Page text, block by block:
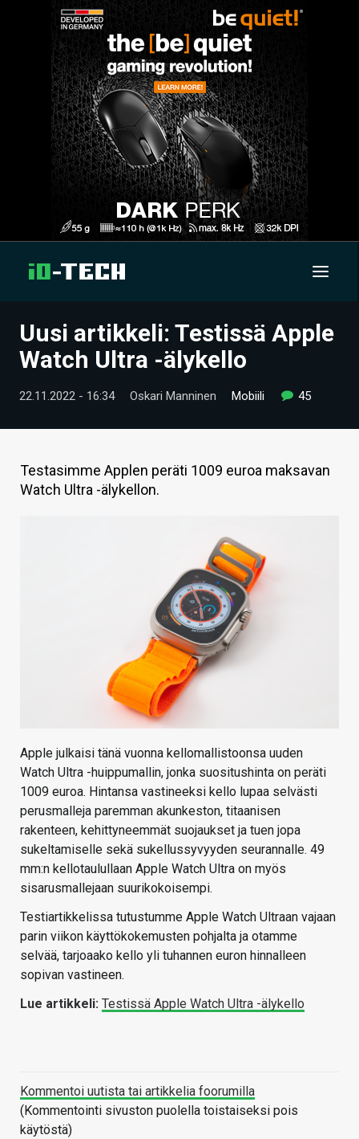
UUTISET
TIETOA
Uusi artikkeli: Testissä Apple
Watch Ultra -älykello
22.11.2022 - 16:34 Oskari Manninen Mobiili 45
Testasimme Applen peräti 1009 euroa maksavan
Watch Ultra -älykellon.
Apple julkaisi tänä vuonna kellomallistoonsa uuden
Watch Ultra -huippumallin, jonka suositushinta on peräti
1009 euroa. Hintansa vastineeksi kello lupaa selvästi
perusmalleja paremman akunkeston, titaanisen
rakenteen, kehittyneemmät suojaukset ja tuen jopa
sukeltamiselle sekä sukellussyvyyden seurannalle. 49
mm:n kellotaulullaan Apple Watch Ultra on myös
sisarusmallejaan suurikokoisempi.
Testiartikkelissa tutustumme Apple Watch Ultraan vajaan
parin viikon käyttökokemusten pohjalta ja otamme
selvää, tarjoaako kello yli tuhannen euron hinnalleen
sopivan vastineen.
Lue artikkeli: Testissä Apple Watch Ultra -älykello
Kommentoi uutista tai artikkelia foorumilla
(Kommentointi sivuston puolella toistaiseksi pois
käytöstä)